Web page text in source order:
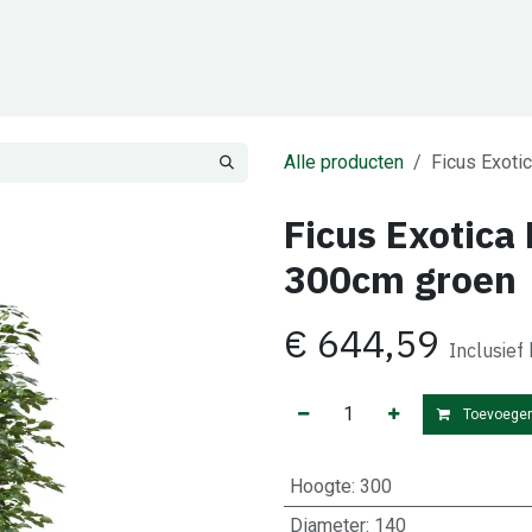
Alle producten Ficus
Ficus
300cm groen
€ 644,59 Inclusief
Hoogte: 300
Diameter: 140